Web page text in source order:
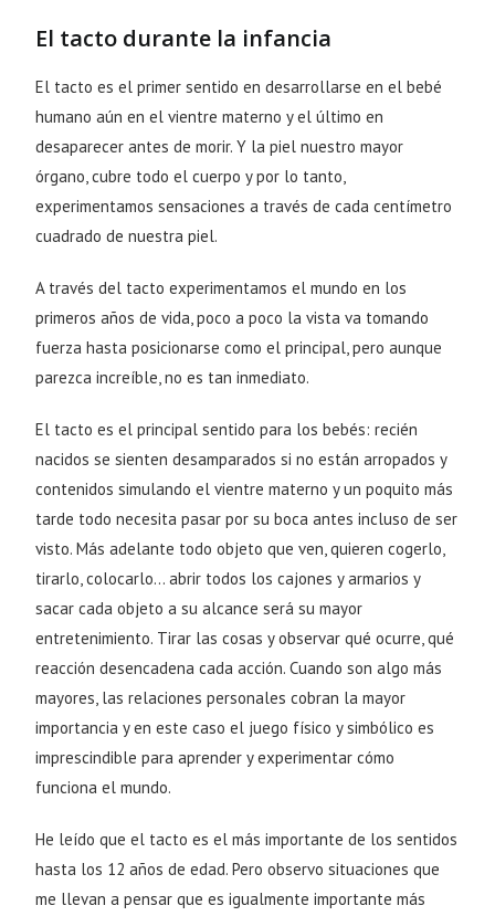
El tacto durante la infancia
El tacto es el primer sentido en desarrollarse en el bebé
humano aún en el vientre materno y el último en
desaparecer antes de morir. Y la piel nuestro mayor
órgano, cubre todo el cuerpo y por lo tanto,
experimentamos sensaciones a través de cada centímetro
cuadrado de nuestra piel.
A través del tacto experimentamos el mundo en los
primeros años de vida, poco a poco la vista va tomando
fuerza hasta posicionarse como el principal, pero aunque
parezca increíble, no es tan inmediato.
El tacto es el principal sentido para los bebés: recién
nacidos se sienten desamparados si no están arropados y
contenidos simulando el vientre materno y un poquito más
tarde todo necesita pasar por su boca antes incluso de ser
visto. Más adelante todo objeto que ven, quieren cogerlo,
tirarlo, colocarlo… abrir todos los cajones y armarios y
sacar cada objeto a su alcance será su mayor
entretenimiento. Tirar las cosas y observar qué ocurre, qué
reacción desencadena cada acción. Cuando son algo más
mayores, las relaciones personales cobran la mayor
importancia y en este caso el juego físico y simbólico es
imprescindible para aprender y experimentar cómo
funciona el mundo.
He leído que el tacto es el más importante de los sentidos
hasta los 12 años de edad. Pero observo situaciones que
me llevan a pensar que es igualmente importante más